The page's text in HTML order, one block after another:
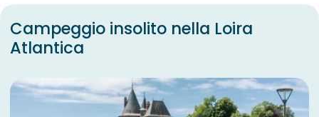
Campeggio insolito nella Loira
Atlantica